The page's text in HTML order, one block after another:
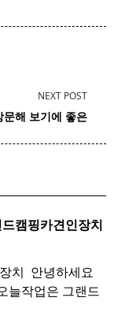
NEXT POST
해 보기에 좋은
캠핑카견인장치
치 ​ 안녕하세요
늘작업은 그랜드